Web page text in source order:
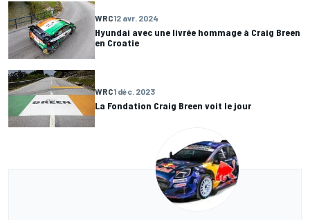
WRC12 avr. 2024
Hyundai avec une livrée hommage à Craig Breen
en Croatie
WRC1 déc. 2023
La Fondation Craig Breen voit le jour